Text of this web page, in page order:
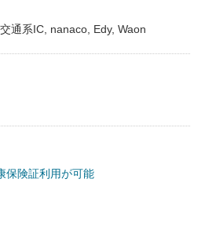
通系IC, nanaco, Edy, Waon
保険証利用が可能